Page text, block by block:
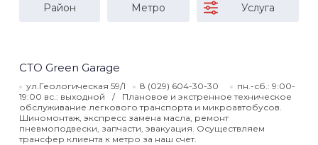
Район Метро Услуга
СТО Green Garage
ул.Геологическая 59/1 8 (029) 604-30-30
пн.-сб.: 9:00-
19:00 вс.: выходной
Плановое и экстренное техническое
обслуживание легкового транспорта и микроавтобусов.
Шиномонтаж, экспресс замена масла, ремонт
пневмоподвески, запчасти, эвакуация. Осуществляем
трансфер клиента к метро за наш счет.